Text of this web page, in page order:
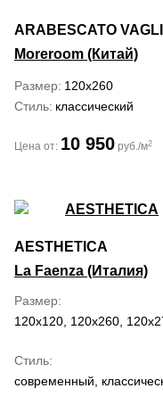
ARABESCATO VAGLI
Moreroom (Китай)
Размер 120x260
Стиль классический
Цена от: 10 950 руб./м2
AESTHETICA
La Faenza (Италия)
Размер
120x120, 120x260,
Стиль
современный,